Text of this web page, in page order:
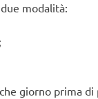
modalità:
;
giorno prima